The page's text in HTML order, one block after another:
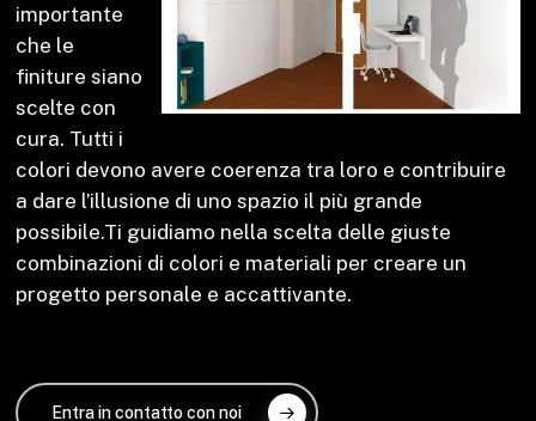
importante
che le
finiture siano
scelte con
cura. Tutti i
colori devono avere coerenza tra loro e contribuire
a dare l’illusione di uno spazio il più grande
possibile.Ti guidiamo nella scelta delle giuste
combinazioni di colori e materiali per creare un
progetto personale e accattivante.
Entra in contatto con noi